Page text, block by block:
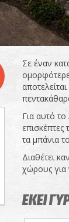
Σε έναν
Για αυτό
τα μπάνια
Διαθέτει
χώρους για
ΕΚΕΙ